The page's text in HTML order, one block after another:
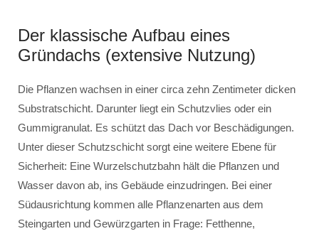
Der klassische Aufbau eines
Gründachs (extensive Nutzung)
Die Pflanzen wachsen in einer circa zehn Zentimeter dicken
Substratschicht. Darunter liegt ein Schutzvlies oder ein
Gummigranulat. Es schützt das Dach vor Beschädigungen.
Unter dieser Schutzschicht sorgt eine weitere Ebene für
Sicherheit: Eine Wurzelschutzbahn hält die Pflanzen und
Wasser davon ab, ins Gebäude einzudringen. Bei einer
Südausrichtung kommen alle Pflanzenarten aus dem
Steingarten und Gewürzgarten in Frage: Fetthenne,